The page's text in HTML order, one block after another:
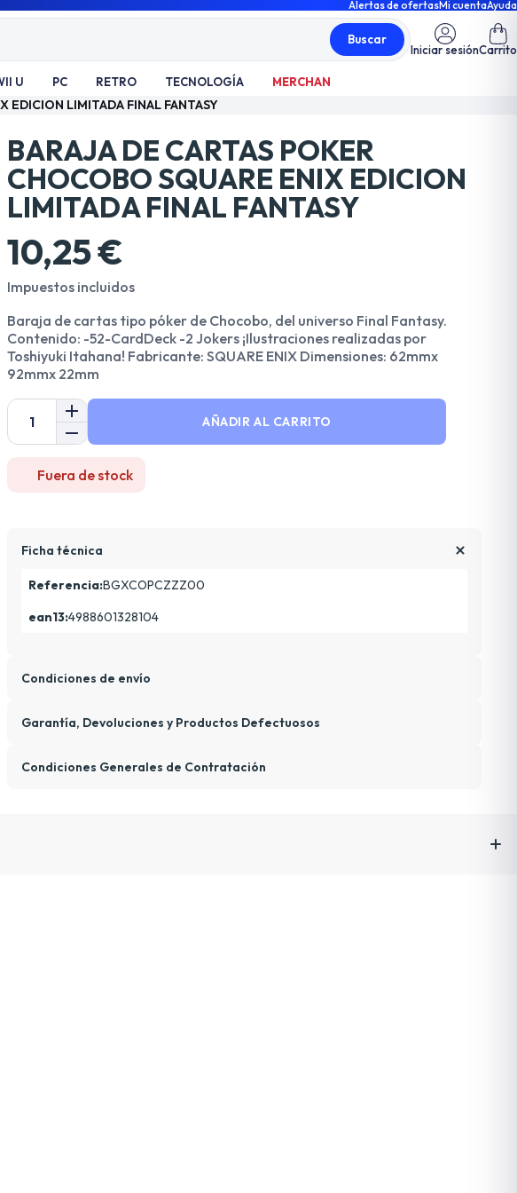
Alertas de ofertasMi cuentaAyuda
Buscar
Iniciar sesiónCarrito
U PC RETRO TECNOLOGÍA MERCHAN
EDICION LIMITADA FINAL FANTASY
BARAJA DE CARTAS POKER
CHOCOBO SQUARE ENIX EDICION
LIMITADA FINAL FANTASY
10,25 €
Impuestos incluidos
Baraja de cartas tipo póker de Chocobo, del universo Final Fantasy.
Contenido: -52-CardDeck -2 Jokers ¡Ilustraciones realizadas por
Toshiyuki Itahana! Fabricante: SQUARE ENIX Dimensiones: 62mmx
92mmx 22mm
AÑADIR AL CARRITO
Fuera de stock
Ficha técnica
Referencia:BGXCOPCZZZ00
ean13:4988601328104
Condiciones de envío
Garantía, Devoluciones y Productos Defectuosos
Condiciones Generales de Contratación